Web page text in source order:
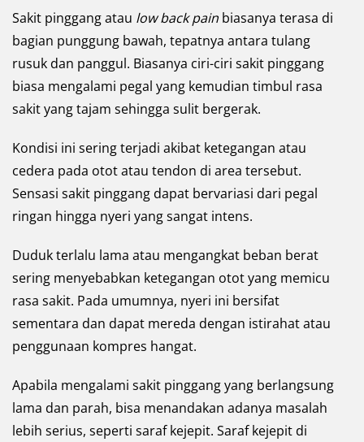
Sakit pinggang atau low back pain biasanya terasa di
bagian punggung bawah, tepatnya antara tulang
rusuk dan panggul. Biasanya ciri-ciri sakit pinggang
biasa mengalami pegal yang kemudian timbul rasa
sakit yang tajam sehingga sulit bergerak.
Kondisi ini sering terjadi akibat ketegangan atau
cedera pada otot atau tendon di area tersebut.
Sensasi sakit pinggang dapat bervariasi dari pegal
ringan hingga nyeri yang sangat intens.
Duduk terlalu lama atau mengangkat beban berat
sering menyebabkan ketegangan otot yang memicu
rasa sakit. Pada umumnya, nyeri ini bersifat
sementara dan dapat mereda dengan istirahat atau
penggunaan kompres hangat.
Apabila mengalami sakit pinggang yang berlangsung
lama dan parah, bisa menandakan adanya masalah
lebih serius, seperti saraf kejepit. Saraf kejepit di